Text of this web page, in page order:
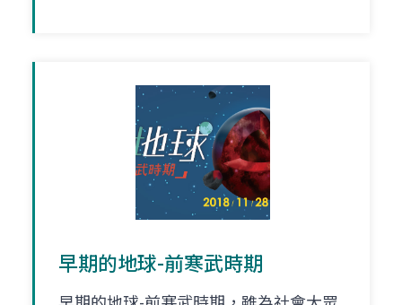
早期的地球-前寒武時期